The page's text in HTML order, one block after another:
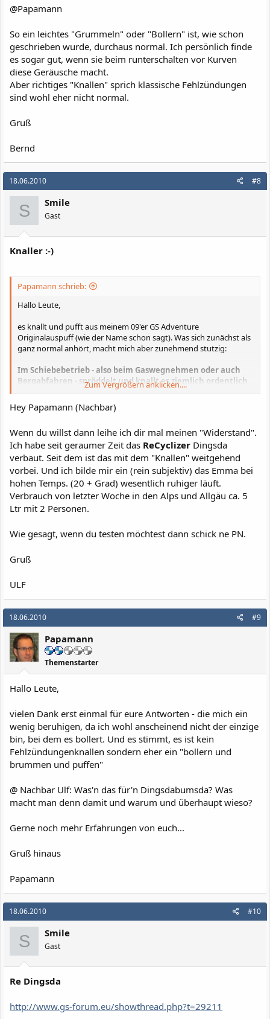
@Papamann
So ein leichtes "Grummeln" oder "Bollern" ist, wie schon
geschrieben wurde, durchaus normal. Ich persönlich finde
es sogar gut, wenn sie beim runterschalten vor Kurven
diese Geräusche macht.
Aber richtiges "Knallen" sprich klassische Fehlzündungen
sind wohl eher nicht normal.
Gruß
Bernd
18.06.2010 #8
S Smile
Gast
Knaller :-)
Papamann schrieb:
Hallo Leute,
es knallt und pufft aus meinem 09'er GS Adventure
Originalauspuff (wie der Name schon sagt). Was sich zunächst als
ganz normal anhört, macht mich aber zunehmend stutzig:
Im Schiebebetrieb - also beim Gaswegnehmen oder auch
Bergabfahren - spröddelt und knallt es ziemlich ordentlich
im Auspuff oder aus demn Auspuff heraus.
Habt ihr das auch? Letztens kam mir eine GS entgegen, die vor
halt nicht der einzige.
Ein Honda-Mechaniker meines Vertrauens sagte mir, dass es wohl
an Undichtigkeiten in der Auspuffanlage liegen könnte. Das ist
weiter nicht schlimm - kann nix passieren. Außer wegen der
Knallens umklappende Senioren am Wegesrand.
Grüße hinaus
Papamann
Zum Vergrößern anklicken....
Hey Papamann (Nachbar)
Wenn du willst dann leihe ich dir mal meinen "Widerstand".
Ich habe seit geraumer Zeit das ReCyclizer Dingsda
verbaut. Seit dem ist das mit dem "Knallen" weitgehend
vorbei. Und ich bilde mir ein (rein subjektiv) das Emma bei
hohen Temps. (20 + Grad) wesentlich ruhiger läuft.
Verbrauch von letzter Woche in den Alps und Allgäu ca. 5
Ltr mit 2 Personen.
Wie gesagt, wenn du testen möchtest dann schick ne PN.
Gruß
ULF
18.06.2010 #9
Papamann
Themenstarter
Hallo Leute,
vielen Dank erst einmal für eure Antworten - die mich ein
wenig beruhigen, da ich wohl anscheinend nicht der einzige
bin, bei dem es bollert. Und es stimmt, es ist kein
Fehlzündungenknallen sondern eher ein "bollern und
brummen und puffen"
@ Nachbar Ulf: Was'n das für'n Dingsdabumsda? Was
macht man denn damit und warum und überhaupt wieso?
Gerne noch mehr Erfahrungen von euch...
Gruß hinaus
Papamann
18.06.2010 #10
S Smile
Gast
Re Dingsda
http://www.gs-forum.eu/showthread.php?t=29211